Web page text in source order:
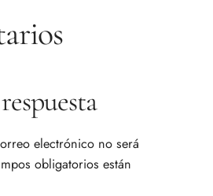
electrónico no será
obligatorios están